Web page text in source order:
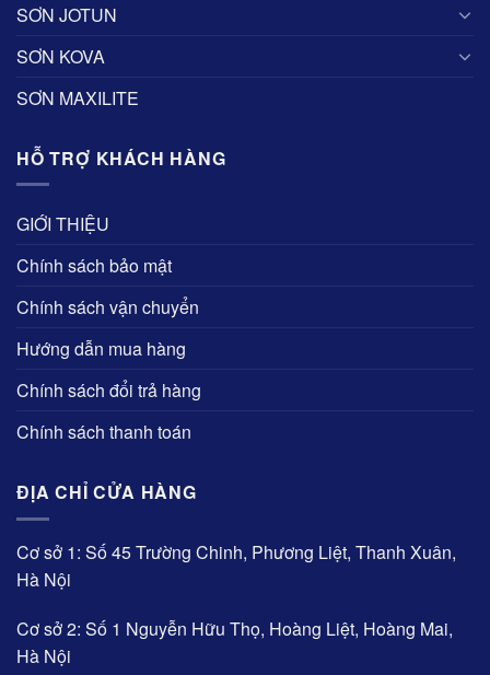
SƠN JOTUN
SƠN KOVA
SƠN MAXILITE
HỖ TRỢ KHÁCH HÀNG
GIỚI THIỆU
Chính sách bảo mật
Chính sách vận chuyển
Hướng dẫn mua hàng
Chính sách đổi trả hàng
Chính sách thanh toán
ĐỊA CHỈ CỬA HÀNG
Cơ sở 1: Số 45 Trường Chinh, Phương Liệt, Thanh Xuân,
Hà Nội
Cơ sở 2: Số 1 Nguyễn Hữu Thọ, Hoàng Liệt, Hoàng Mai,
Hà Nội